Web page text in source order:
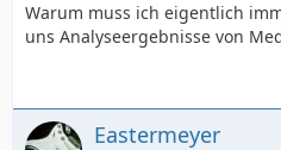
Warum muss ich eigentlich
uns Analyseergebnisse von
Eastermeyer